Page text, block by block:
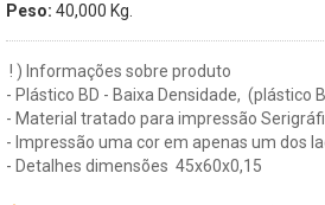
Peso: 40,000 Kg.
! ) Informações sobre produto
- Plástico BD - Baixa Densidade, (plástico
- Material tratado para impressão
- Impressão uma cor em apenas um dos
- Detalhes dimensões 45x60x0,15